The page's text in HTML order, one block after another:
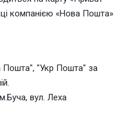
компанією «Нова Пошта»
Пошта", "Укр Пошта" за
вул. Леха